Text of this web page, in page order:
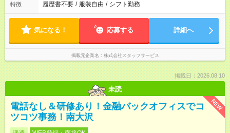
特徴 履歴書不要 / 服装自由 / シフト勤務
気になる！ 応募する 詳細へ
掲載元企業名 株式会社スタッフサービス
掲載日：2026.08.10
未読
NEW
電話なし＆研修あり！金融バックオフィスでコ
ツコツ事務！南大沢